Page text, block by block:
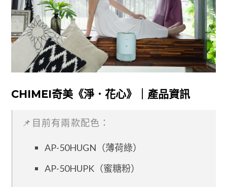
CHIMEI奇美《淨．花心》｜產品資訊
📌目前有兩款配色：
AP-50HUGN（薄荷綠）
AP-50HUPK（蜜糖粉）